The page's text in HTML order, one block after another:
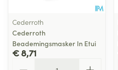
Cederroth
Cederroth
Beademingsmasker In Etui
€ 8,71